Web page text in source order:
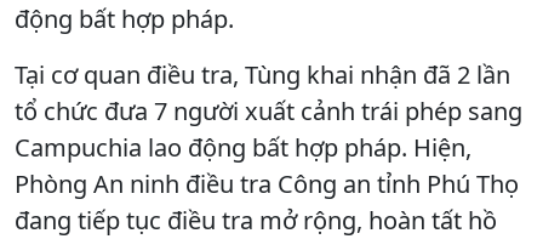
động bất hợp pháp.
Tại cơ quan điều tra, Tùng khai nhận đã 2 lần
tổ chức đưa 7 người xuất cảnh trái phép sang
Campuchia lao động bất hợp pháp. Hiện,
Phòng An ninh điều tra Công an tỉnh Phú Thọ
đang tiếp tục điều tra mở rộng, hoàn tất hồ